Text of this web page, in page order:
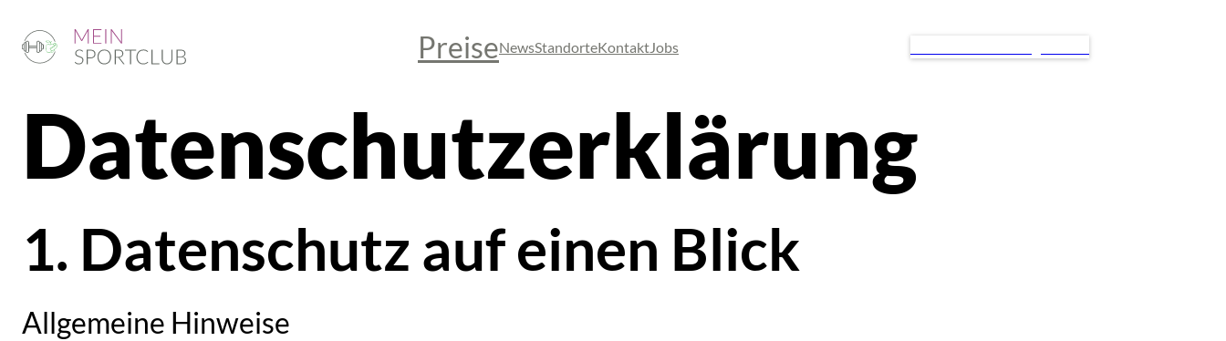
PreiseNewsStandorteKontaktJobs
Datenschutz­erklärung
1. Datenschutz auf einen Blick
Allgemeine Hinweise